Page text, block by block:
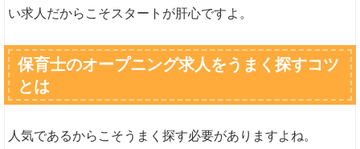
い求人だからこそスタートが肝心ですよ。
保育士のオープニング求人をうまく探すコツ
とは
人気であるからこそうまく探す必要がありますよね。